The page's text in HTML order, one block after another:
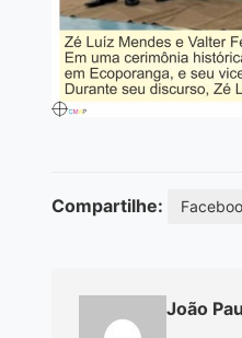
Compartilhe:
João